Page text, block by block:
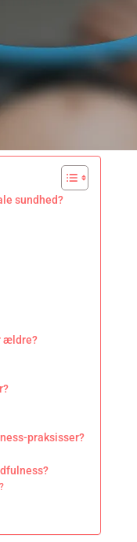
sundhed?
ældre?
praksisser?